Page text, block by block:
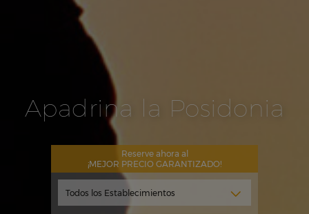
Apadrina la Posidonia
Reserve ahora al
¡MEJOR PRECIO GARANTIZADO!